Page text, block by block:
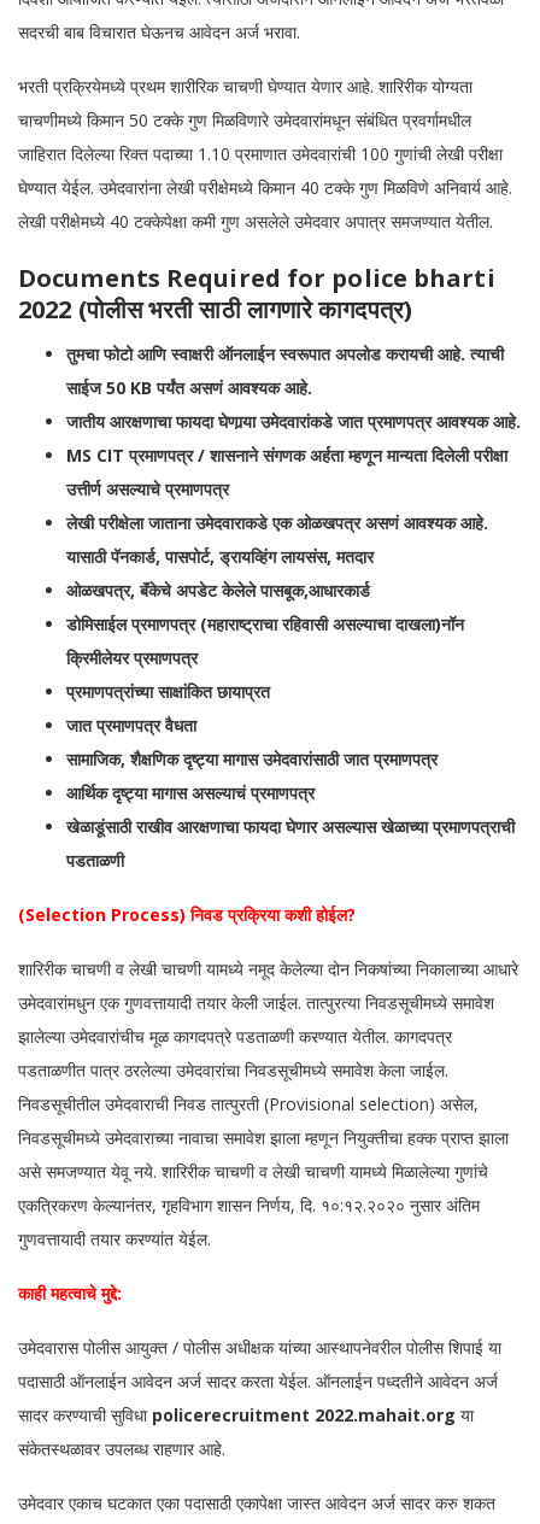
सदरची बाब विचारात घेऊनच आवेदन अर्ज भरावा.
भरती प्रक्रियेमध्ये प्रथम शारीरिक चाचणी घेण्यात येणार आहे. शारिरीक योग्यता
चाचणीमध्ये किमान 50 टक्के गुण मिळविणारे उमेदवारांमधून संबंधित प्रवर्गामधील
जाहिरात दिलेल्या रिक्त पदाच्या 1.10 प्रमाणात उमेदवारांची 100 गुणांची लेखी परीक्षा
घेण्यात येईल. उमेदवारांना लेखी परीक्षेमध्ये किमान 40 टक्के गुण मिळविणे अनिवार्य आहे.
लेखी परीक्षेमध्ये 40 टक्केपेक्षा कमी गुण असलेले उमेदवार अपात्र समजण्यात येतील.
Documents Required for police bharti
2022 (पोलीस भरती साठी लागणारे कागदपत्र)
तुमचा फोटो आणि स्वाक्षरी ऑनलाईन स्वरूपात अपलोड करायची आहे. त्याची
साईज 50 KB पर्यंत असणं आवश्यक आहे.
जातीय आरक्षणाचा फायदा घेणार्‍या उमेदवारांकडे जात प्रमाणपत्र आवश्यक आहे.
MS CIT प्रमाणपत्र / शासनाने संगणक अर्हता म्हणून मान्यता दिलेली परीक्षा
उत्तीर्ण असल्याचे प्रमाणपत्र
लेखी परीक्षेला जाताना उमेदवाराकडे एक ओळखपत्र असणं आवश्यक आहे.
यासाठी पॅनकार्ड, पासपोर्ट, ड्रायव्हिंग लायसंस, मतदार
ओळखपत्र, बॅंकेचे अपडेट केलेले पासबूक,आधारकार्ड
डोमिसाईल प्रमाणपत्र (महाराष्ट्राचा रहिवासी असल्याचा दाखला)नॉन
क्रिमीलेयर प्रमाणपत्र
प्रमाणपत्रांच्या साक्षांकित छायाप्रत
जात प्रमाणपत्र वैधता
सामाजिक, शैक्षणिक दृष्ट्या मागास उमेदवारांसाठी जात प्रमाणपत्र
आर्थिक दृष्ट्या मागास असल्याचं प्रमाणपत्र
खेळाडूंसाठी राखीव आरक्षणाचा फायदा घेणार असल्यास खेळाच्या प्रमाणपत्राची
पडताळणी
(Selection Process) निवड प्रक्रिया कशी होईल?
शारिरीक चाचणी व लेखी चाचणी यामध्ये नमूद केलेल्या दोन निकषांच्या निकालाच्या आधारे
उमेदवारांमधुन एक गुणवत्तायादी तयार केली जाईल. तात्पुरत्या निवडसूचीमध्ये समावेश
झालेल्या उमेदवारांचीच मूळ कागदपत्रे पडताळणी करण्यात येतील. कागदपत्र
पडताळणीत पात्र ठरलेल्या उमेदवारांचा निवडसूचीमध्ये समावेश केला जाईल.
निवडसूचीतील उमेदवाराची निवड तात्पुरती (Provisional selection) असेल,
निवडसूचीमध्ये उमेदवाराच्या नावाचा समावेश झाला म्हणून नियुक्तीचा हक्क प्राप्त झाला
असे समजण्यात येवू नये. शारिरीक चाचणी व लेखी चाचणी यामध्ये मिळालेल्या गुणांचे
एकत्रिकरण केल्यानंतर, गृहविभाग शासन निर्णय, दि. १०:१२.२०२० नुसार अंतिम
गुणवत्तायादी तयार करण्यांत येईल.
काही महत्वाचे मुद्दे:
उमेदवारास पोलीस आयुक्त / पोलीस अधीक्षक यांच्या आस्थापनेवरील पोलीस शिपाई या
पदासाठी ऑनलाईन आवेदन अर्ज सादर करता येईल. ऑनलाईन पध्दतीने आवेदन अर्ज
सादर करण्याची सुविधा policerecruitment 2022.mahait.org या
संकेतस्थळावर उपलब्ध राहणार आहे.
उमेदवार एकाच घटकात एका पदासाठी एकापेक्षा जास्त आवेदन अर्ज सादर करु शकत